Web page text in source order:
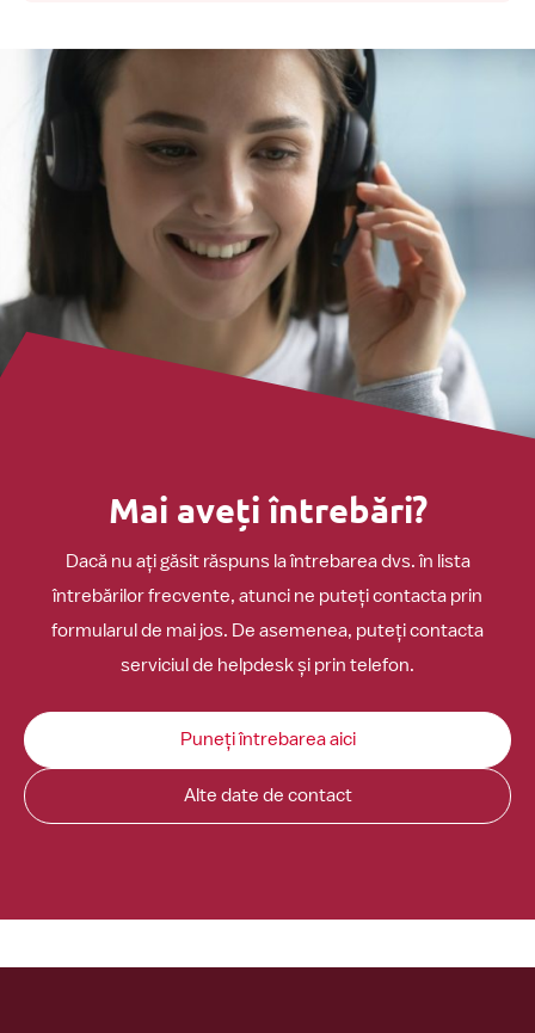
Mai aveți întrebări?
Dacă nu ați găsit răspuns la întrebarea dvs. în lista
întrebărilor frecvente, atunci ne puteți contacta prin
formularul de mai jos. De asemenea, puteți contacta
serviciul de helpdesk și prin telefon.
Puneți întrebarea aici
Alte date de contact